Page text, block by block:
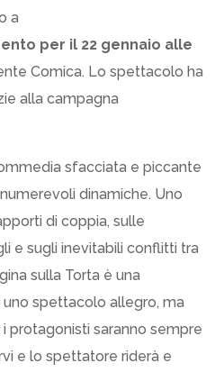
a
per il 22 gennaio alle
Comica. Lo spettacolo ha
alla campagna
sfacciata e piccante
dinamiche. Uno
di coppia, sulle
e sugli inevitabili conflitti tra
sulla Torta è una
spettacolo allegro, ma
protagonisti saranno sempre
e lo spettatore riderà e